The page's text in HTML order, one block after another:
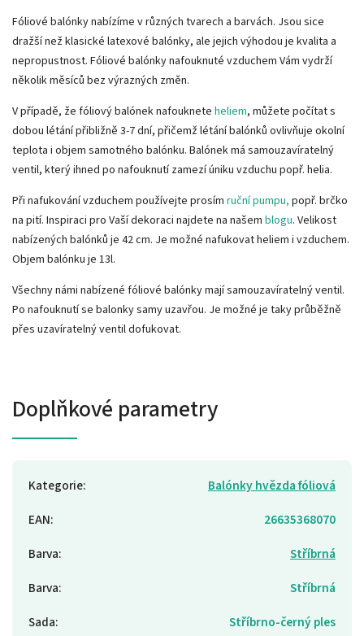
Fóliové balónky nabízíme v různých tvarech a barvách. Jsou sice
dražší než klasické latexové balónky, ale jejich výhodou je kvalita a
nepropustnost. Fóliové balónky nafouknuté vzduchem Vám vydrží
několik měsíců bez výrazných změn.
V případě, že fóliový balónek nafouknete heliem, můžete počítat s
dobou létání přibližně 3-7 dní, přičemž létání balónků ovlivňuje okolní
teplota i objem samotného balónku. Balónek má samouzavíratelný
ventil, který ihned po nafouknutí zamezí úniku vzduchu popř. helia.
Při nafukování vzduchem používejte prosím ruční pumpu, popř. brčko
na pití. Inspiraci pro Vaší dekoraci najdete na našem blogu. Velikost
nabízených balónků je 42 cm. Je možné nafukovat heliem i vzduchem.
Objem balónku je 13l.
Všechny námi nabízené fóliové balónky mají samouzavíratelný ventil.
Po nafouknutí se balonky samy uzavřou. Je možné je taky průběžně
přes uzavíratelný ventil dofukovat.
Doplňkové parametry
Kategorie:
Balónky hvězda fóliová
EAN:
26635368070
Barva:
Stříbrná
Barva:
Stříbrná
Sada:
Stříbrno-černý ples